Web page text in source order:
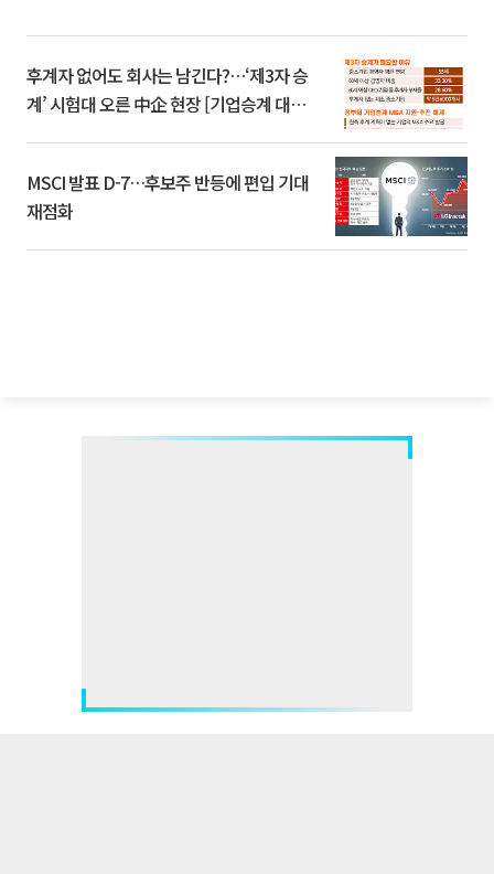
후계자 없어도 회사는 남긴다?…‘제3자 승
계’ 시험대 오른 中企 현장 [기업승계 대전
MSCI 발표 D-7…후보주 반등에 편입 기대
재점화